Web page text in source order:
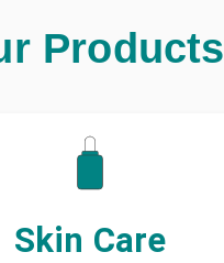
Products
Skin Care